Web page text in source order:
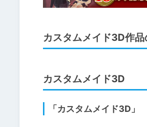
カスタムメイド3D作
カスタムメイド3D
「カスタムメイド3D」